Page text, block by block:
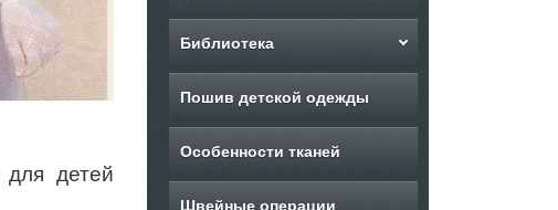
для детей
Библиотека
Пошив детской одежды
Особенности тканей
Швейные операции